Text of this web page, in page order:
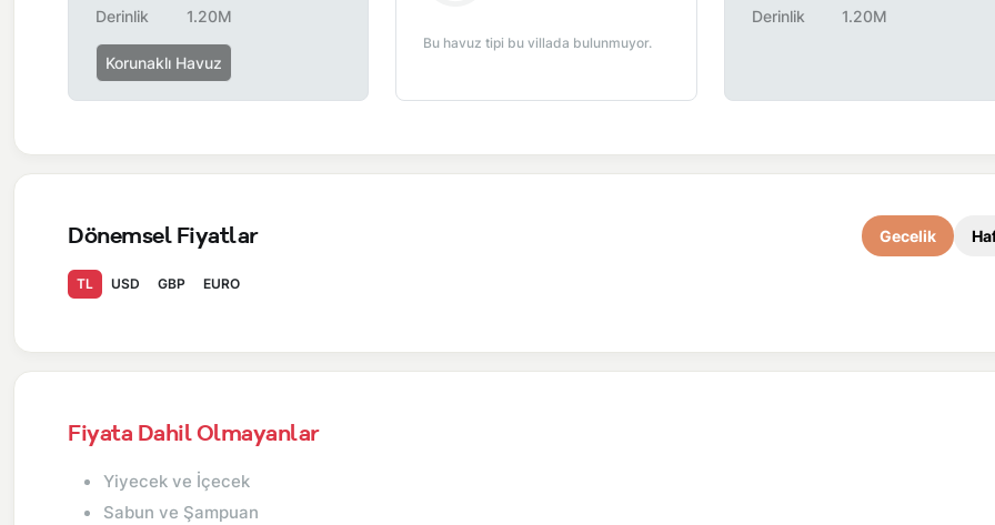
Derinlik
1.20M
Korunaklı Havuz
Bu havuz tipi bu villada bulunmuyor.
Derinlik
1.20M
Dönemsel Fiyatlar Gecelik
TL USD GBP EURO
Fiyata Dahil Olmayanlar
Yiyecek ve İçecek
Sabun ve Şampuan